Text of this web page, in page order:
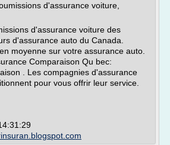
d'assurance voiture,
d'assurance voiture des
d'assurance auto du Canada.
moyenne sur votre assurance auto.
Comparaison Qu bec:
. Les compagnies d'assurance
pour vous offrir leur service.